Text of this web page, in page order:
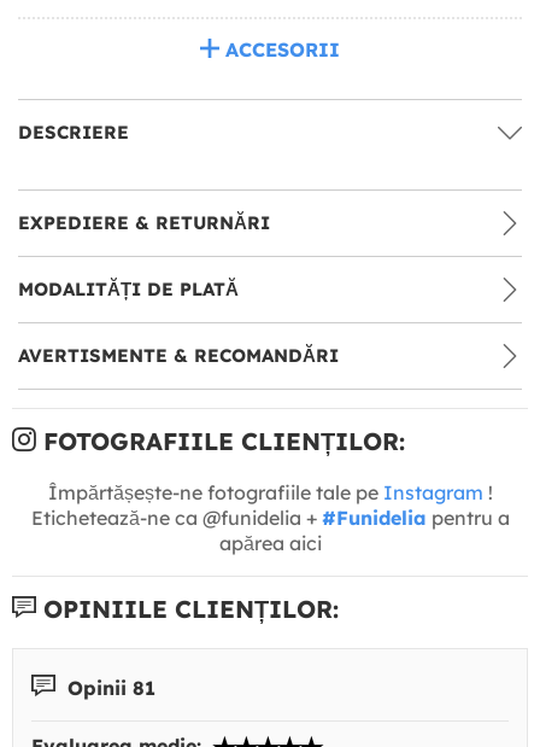
ACCESORII
DESCRIERE
EXPEDIERE & RETURNĂRI
MODALITĂȚI DE PLATĂ
AVERTISMENTE & RECOMANDĂRI
FOTOGRAFIILE CLIENȚILOR:
Împărtășește-ne fotografiile tale pe Instagram !
Etichetează-ne ca @funidelia + #Funidelia pentru a
apărea aici
OPINIILE CLIENȚILOR:
Opinii 81